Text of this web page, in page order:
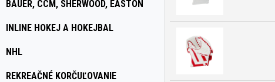
BAUER, CCM, SHERWOOD, EASTON
INLINE HOKEJ A HOKEJBAL
NHL
REKREAČNÉ KORČUĽOVANIE